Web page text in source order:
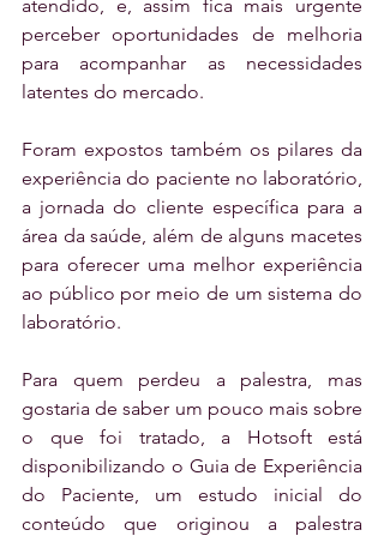
atendido, e, assim fica mais urgente
perceber oportunidades de melhoria
para acompanhar as necessidades
latentes do mercado.
Foram expostos também os pilares da
experiência do paciente no laboratório,
a jornada do cliente específica para a
área da saúde, além de alguns macetes
para oferecer uma melhor experiência
ao público por meio de um sistema do
laboratório.
Para quem perdeu a palestra, mas
gostaria de saber um pouco mais sobre
o que foi tratado, a Hotsoft está
disponibilizando o Guia de Experiência
do Paciente, um estudo inicial do
conteúdo que originou a palestra